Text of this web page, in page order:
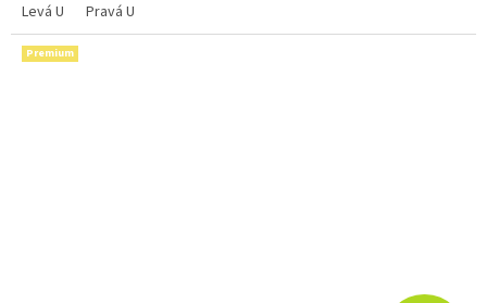
A
Levá U Pravá U
Premium